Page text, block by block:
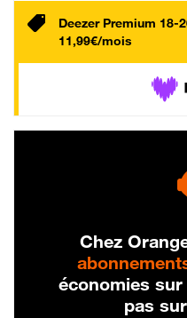
Deezer Premium 18-
11,99€/mois
Chez
économies
pas